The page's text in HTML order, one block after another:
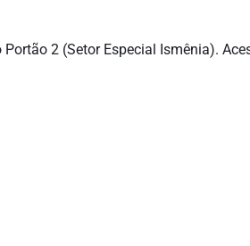
2 (Setor Especial Ismênia).